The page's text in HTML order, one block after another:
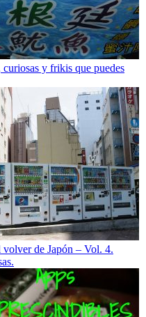
y frikis que puedes
volver de Japón – Vol. 4.